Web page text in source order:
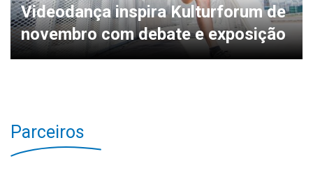
Videodança inspira Kulturforum de
novembro com debate e exposição
Parceiros